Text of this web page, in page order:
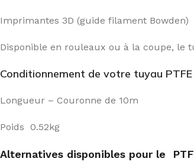
Imprimantes 3D (guide filament Bowden)
Disponible en rouleaux ou à la coupe, le
Conditionnement de votre tuyau
Longueur – Couronne de 10m
Poids 0.52kg
Alternatives disponibles pour le